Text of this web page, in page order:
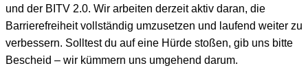
und der BITV 2.0. Wir arbeiten derzeit aktiv daran, die
Barrierefreiheit vollständig umzusetzen und laufend weiter zu
verbessern. Solltest du auf eine Hürde stoßen, gib uns bitte
Bescheid – wir kümmern uns umgehend darum.